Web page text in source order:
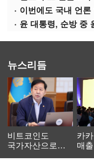
이번에도 국내 언
윤 대통령, 순방 중
뉴스리듬
비트코인도
국가자산으로…'
카
매